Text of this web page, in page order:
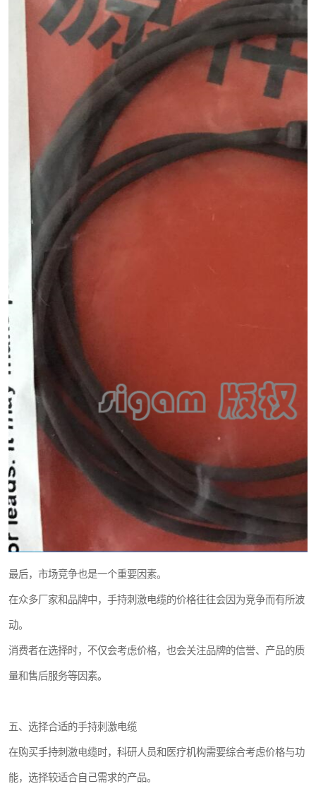
最后，市场竞争也是一个重要因素。
在众多厂家和品牌中，手持刺激电缆的价格往往会因为竞争而有所波
动。
消费者在选择时，不仅会考虑价格，也会关注品牌的信誉、产品的质
量和售后服务等因素。
五、选择合适的手持刺激电缆
在购买手持刺激电缆时，科研人员和医疗机构需要综合考虑价格与功
能，选择较适合自己需求的产品。